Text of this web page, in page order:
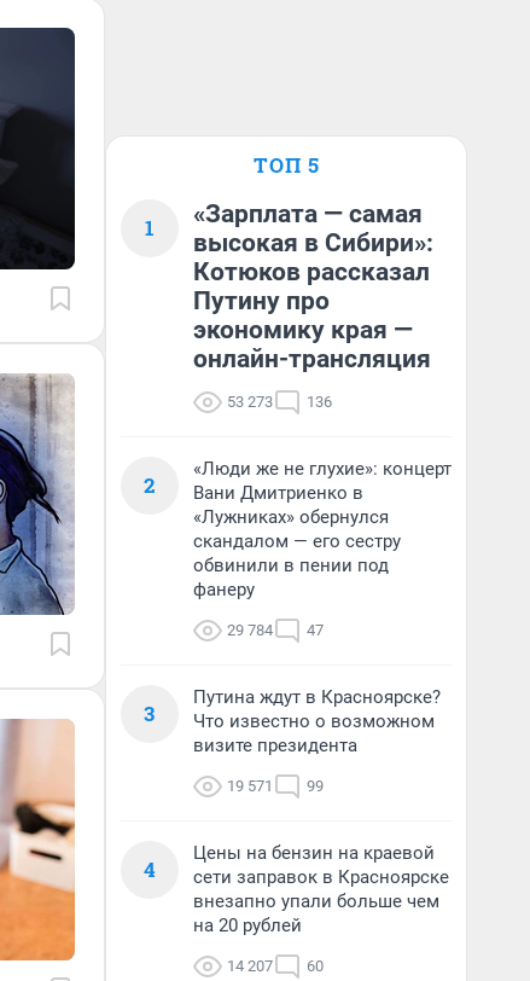
ТОП 5
1
«Зарплата — самая
высокая в Сибири»:
Котюков рассказал
Путину про
экономику края —
онлайн-трансляция
53 273 136
2
«Люди же не глухие»: концерт
Вани Дмитриенко в
«Лужниках» обернулся
скандалом — его сестру
обвинили в пении под
фанеру
29 784 47
3
Путина ждут в Красноярске?
Что известно о возможном
визите президента
19 571 99
4
Цены на бензин на краевой
сети заправок в Красноярске
внезапно упали больше чем
на 20 рублей
14 207 60